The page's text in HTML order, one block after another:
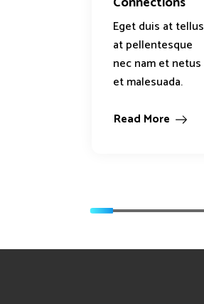
Eget duis at tellus
at pellentesque
nec nam et netus
et malesuada.
Read More